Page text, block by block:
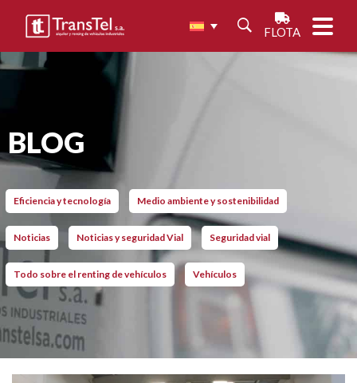
FLOTA
BLOG
Eficiencia y tecnología Medio ambiente y sostenibilidad
Noticias Noticias y seguridad Vial Seguridad vial
Todo sobre el renting de vehículos Vehículos